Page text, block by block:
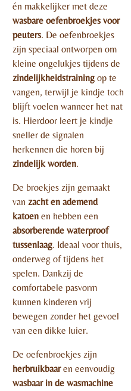
én makkelijker met deze
wasbare oefenbroekjes voor
peuters. De oefenbroekjes
zijn speciaal ontworpen om
kleine ongelukjes tijdens de
zindelijkheidstraining op te
vangen, terwijl je kindje toch
blijft voelen wanneer het nat
is. Hierdoor leert je kindje
sneller de signalen
herkennen die horen bij
zindelijk worden.
De broekjes zijn gemaakt
van zacht en ademend
katoen en hebben een
absorberende waterproof
tussenlaag. Ideaal voor thuis,
onderweg of tijdens het
spelen. Dankzij de
comfortabele pasvorm
kunnen kinderen vrij
bewegen zonder het gevoel
van een dikke luier.
De oefenbroekjes zijn
herbruikbaaren eenvoudig
wasbaar in de wasmachine